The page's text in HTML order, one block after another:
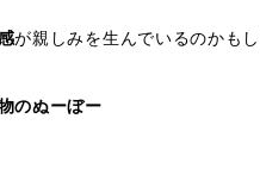
が親しみを生んでいるのかもし
のぬーぼー